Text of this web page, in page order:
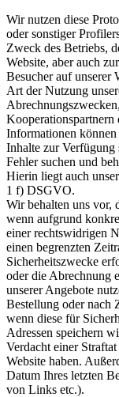
Wir nutzen diese
oder sonstiger
Zweck des Betriebs,
Website, aber auch
Besucher auf unserer
Art der Nutzung
Kooperationspartnern
Informationen
Inhalte zur Verfügung
Fehler suchen und
Hierin liegt auch
1 f) DSGVO.
Wir behalten uns vor,
wenn aufgrund
einer rechtswidrigen
einen begrenzten
Sicherheitszwecke
oder die Abrechnung
unserer Angebote
Bestellung oder nach
wenn diese für
Adressen speichern
Verdacht einer
Website haben.
Datum Ihres letzten
von Links etc.).